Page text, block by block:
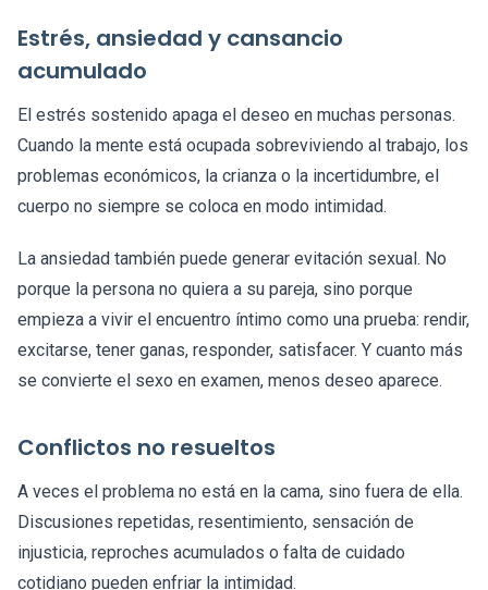
Estrés, ansiedad y cansancio
acumulado
El estrés sostenido apaga el deseo en muchas personas.
Cuando la mente está ocupada sobreviviendo al trabajo, los
problemas económicos, la crianza o la incertidumbre, el
cuerpo no siempre se coloca en modo intimidad.
La ansiedad también puede generar evitación sexual. No
porque la persona no quiera a su pareja, sino porque
empieza a vivir el encuentro íntimo como una prueba: rendir,
excitarse, tener ganas, responder, satisfacer. Y cuanto más
se convierte el sexo en examen, menos deseo aparece.
Conflictos no resueltos
A veces el problema no está en la cama, sino fuera de ella.
Discusiones repetidas, resentimiento, sensación de
injusticia, reproches acumulados o falta de cuidado
cotidiano pueden enfriar la intimidad.